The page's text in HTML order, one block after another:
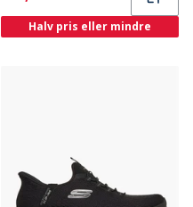
Halv pris eller mindre